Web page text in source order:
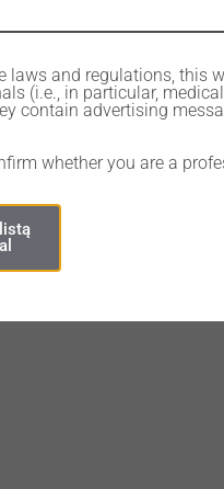
laws and regulations, this
(i.e., in particular,
contain advertising
whether you are a